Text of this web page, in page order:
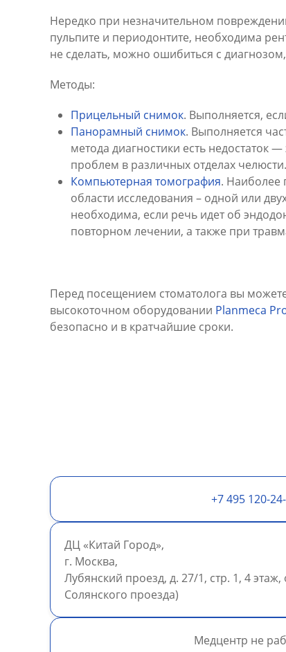
Нередко при незначительном
пульпите и периодонтите, необходима
не сделать, можно ошибиться с
Методы:
Прицельный снимок. Выполняется,
Панорамный снимок. Выполняется
метода диагностики есть недостаток
проблем в различных отделах челюсти.
Компьютерная томография. Наиболее
области исследования – одной или
необходима, если речь идет об
повторном лечении, а также при
Перед посещением стоматолога вы
высокоточном оборудовании Planmeca
безопасно и в кратчайшие сроки.
+7 495 120-
ДЦ «Китай Город»,
г. Москва,
Лубянский проезд, д. 27/1, стр. 1, 4
Солянского проезда)
Медцентр не